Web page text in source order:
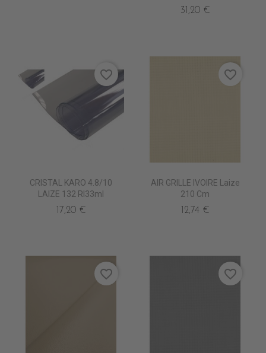
31,20 €
CRISTAL KARO 4.8/10
LAIZE 132 Rl33ml
17,20 €
favorite_border
AIR GRILLE IVOIRE Laize
210 Cm
12,74 €
favorite_border
favorite_border favorite_border